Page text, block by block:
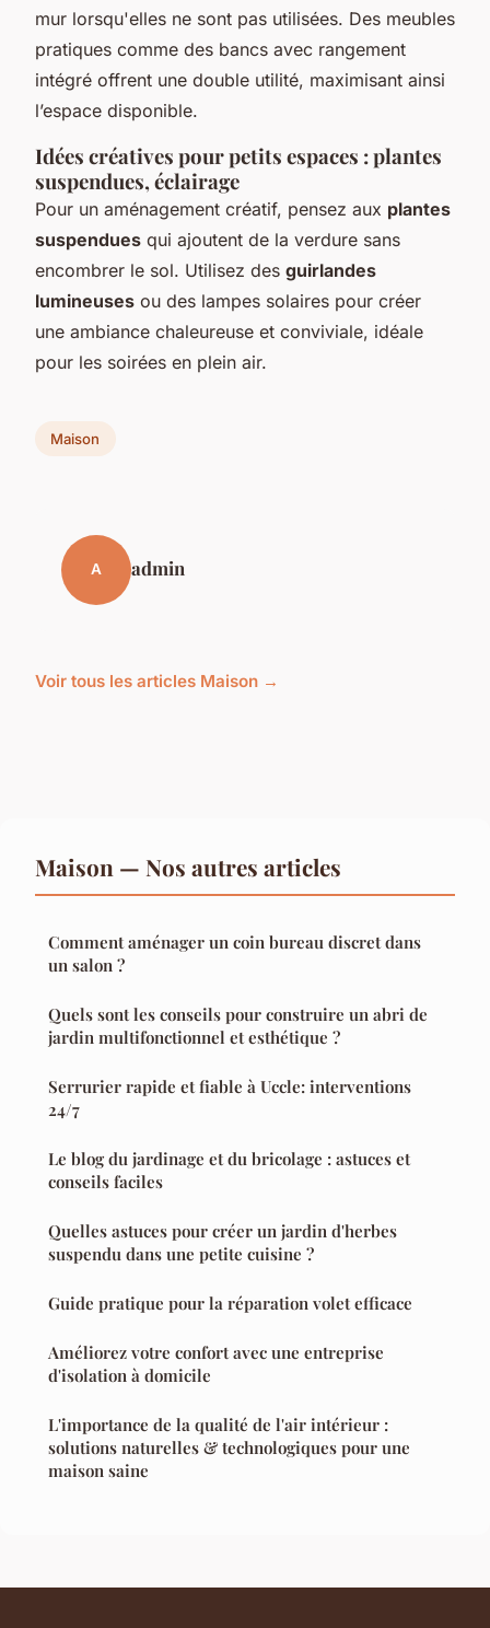
mur lorsqu'elles ne sont pas utilisées. Des meubles
pratiques comme des bancs avec rangement
intégré offrent une double utilité, maximisant ainsi
l’espace disponible.
Idées créatives pour petits espaces : plantes
suspendues, éclairage
Pour un aménagement créatif, pensez aux plantes
suspendues qui ajoutent de la verdure sans
encombrer le sol. Utilisez des guirlandes
lumineuses ou des lampes solaires pour créer
une ambiance chaleureuse et conviviale, idéale
pour les soirées en plein air.
Maison
A admin
Voir tous les articles Maison →
Maison — Nos autres articles
Comment aménager un coin bureau discret dans
un salon ?
Quels sont les conseils pour construire un abri de
jardin multifonctionnel et esthétique ?
Serrurier rapide et fiable à Uccle: interventions
24/7
Le blog du jardinage et du bricolage : astuces et
conseils faciles
Quelles astuces pour créer un jardin d'herbes
suspendu dans une petite cuisine ?
Guide pratique pour la réparation volet efficace
Améliorez votre confort avec une entreprise
d'isolation à domicile
L'importance de la qualité de l'air intérieur :
solutions naturelles & technologiques pour une
maison saine